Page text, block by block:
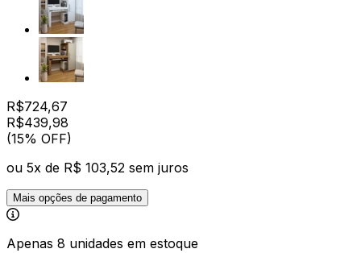
R$724,67
R$439,98
(15% OFF)
ou 5x de R$ 103,52 sem juros
Mais opções de pagamento
Apenas 8 unidades em estoque